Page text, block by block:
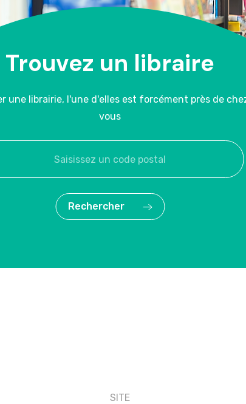
Trouvez un libraire
une librairie, l'une d'elles est forcément près de
vous
Rechercher
SITE